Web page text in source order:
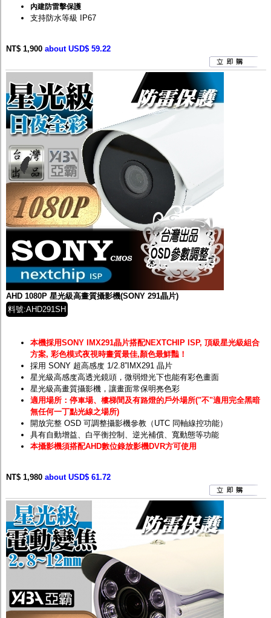
內建防雷擊保護
支持防水等級 IP67
NT$ 1,900 about USD$ 59.22
AHD 1080P 星光級高畫質攝影機(SONY 291晶片)
料號:AHD291SH
本機採用SONY IMX291晶片搭配NEXTCHIP ISP, 頂級星光級組合
方案, 彩色模式夜視時畫質最佳,顏色最鮮豔！
採用 SONY 超高感度 1/2.8”IMX291 晶片
星光級高感度高透光鏡頭，微弱燈光下也能有彩色畫面
星光級高畫質攝影機，讓畫面常保明亮色彩
適用場所：停車場、樓梯間及有路燈的戶外場所("不"適用完全黑暗
無任何一丁點光線之場所)
開放完整 OSD 可調整攝影機參教（UTC 同軸線控功能）
具有自動增益、白平衡控制、逆光補償、寬動態等功能
本攝影機須搭配AHD數位錄放影機DVR方可使用
NT$ 1,980 about USD$ 61.72